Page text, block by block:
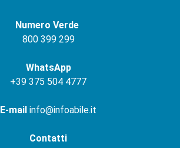
Numero Verde
800 399 299
WhatsApp
+39 375 504 4777
E-mail info@infoabile.it
Contatti